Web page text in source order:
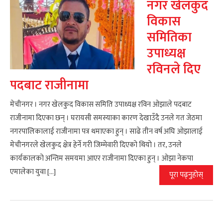
नगर खेलकुद
विकास
समितिका
उपाध्यक्ष
रविनले दिए
पदबाट राजीनामा
मेचीनगर । नगर खेलकुद विकास समिति उपाध्यक्ष रविन ओझाले पदबाट
राजीनामा दिएका छन् । घरायसी समस्याका कारण देखाउँदै उनले गत जेठमा
नगरपालिकालाई राजीनामा पत्र थमाएका हुन् । साढे तीन वर्ष अघि ओझालाई
मेचीनगरले खेलकुद क्षेत्र हेर्ने गरी जिम्मेवारी दिएको थियो । तर, उनले
कार्यकालको अन्तिम समयमा आएर राजीनामा दिएका हुन् । ओझा नेकपा
एमालेका युवा […]
पूरा पढ्नुहोस्